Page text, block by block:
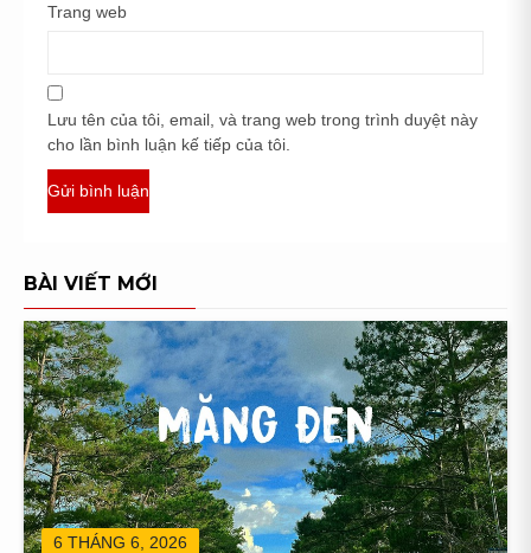
Trang web
Lưu tên của tôi, email, và trang web trong trình duyệt này
cho lần bình luận kế tiếp của tôi.
BÀI VIẾT MỚI
6 THÁNG 6, 2026